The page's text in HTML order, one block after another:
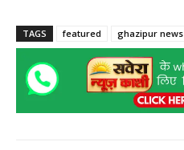
TAGS featured ghazipur news